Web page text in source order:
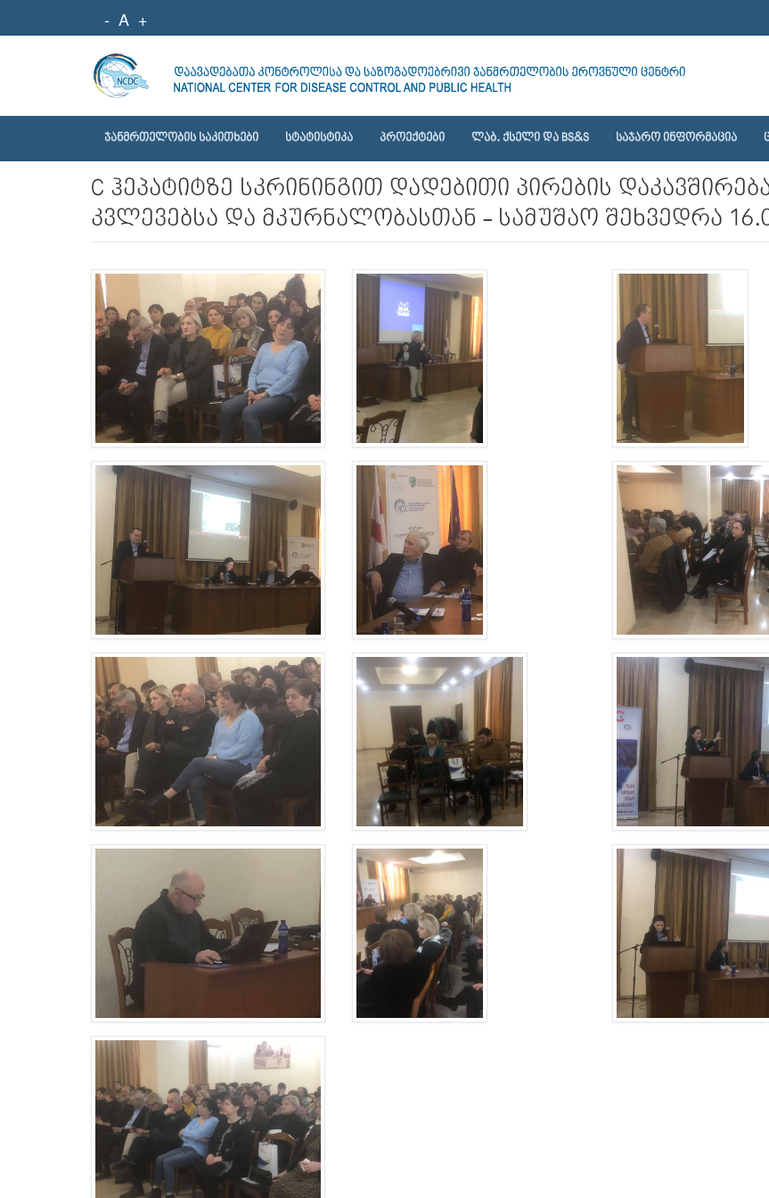
- A +
ᲯᲐᲜᲛᲠᲗᲔᲚᲝᲑᲘᲡ ᲡᲐᲙᲘᲗᲮᲔᲑᲘ ᲡᲢᲐᲢᲘᲡᲢᲘᲙᲐ ᲞᲠᲝᲔᲥᲢᲔᲑᲘ ᲚᲐᲑ. ᲥᲡᲔᲚᲘ ᲓᲐ BS&S ᲡᲐᲯᲐᲠᲝ ᲘᲜᲤᲝᲠᲛᲐᲪᲘᲐ
C ჰეპატიტზე სკრინინგით დადებითი პირების
კვლევებსა და მკურნალობასთან - სამუშაო შეხვედრა